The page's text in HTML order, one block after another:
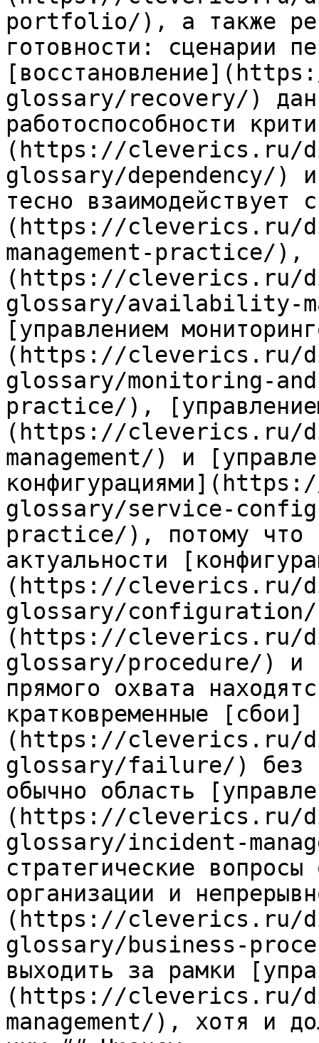
portfolio/), а также
готовности: сценарии
glossary/recovery/)
работоспособности
(https://cleverics.ru/
glossary/dependency/) и
тесно взаимодействует
(https://cleverics.ru/
management-practice/),
(https://cleverics.ru/
glossary/availability-
[управлением
(https://cleverics.ru/
glossary/monitoring-
practice/),
(https://cleverics.ru/
management/) и
glossary/service-
practice/), потому что
актуальности
(https://cleverics.ru/
glossary/configuration/
(https://cleverics.ru/
glossary/procedure/) и
прямого охвата
кратковременные [сбои]
(https://cleverics.ru/
glossary/failure/) без
обычно область
(https://cleverics.ru/
glossary/incident-
стратегические
организации и
(https://cleverics.ru/
glossary/business-
выходить за рамки
(https://cleverics.ru/
management/), хотя и